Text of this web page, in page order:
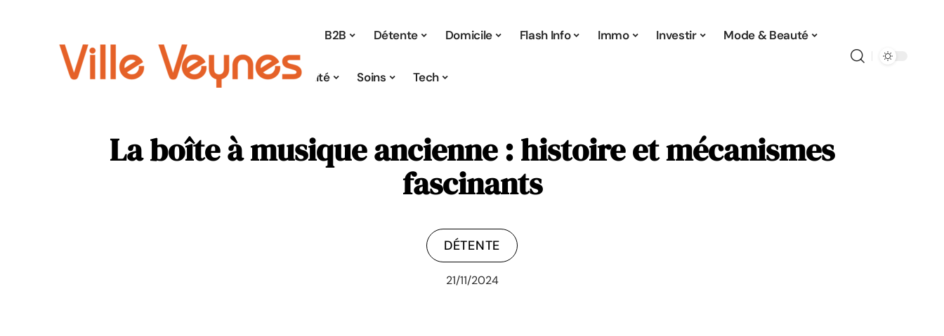
B2B Détente Domicile Flash Info Immo Investir Mode & Beauté
Parentalité Soins Tech
La boîte à musique ancienne : histoire et mécanismes
fascinants
DÉTENTE
21/11/2024